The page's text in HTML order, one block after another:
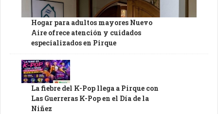
Hogar para adultos mayores Nuevo
Aire ofrece atención y cuidados
especializados en Pirque
La fiebre del K-Pop llega a Pirque con
Las Guerreras K-Pop en el Día de la
Niñez